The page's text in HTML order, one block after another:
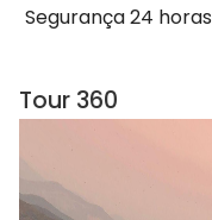
Segurança 24 horas
Tour 360